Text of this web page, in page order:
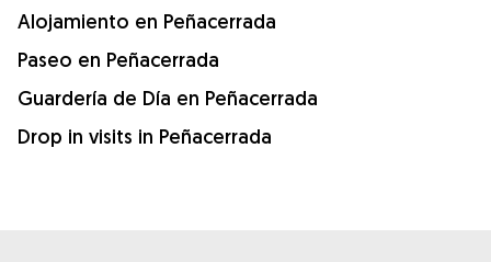
Alojamiento en Peñacerrada
Paseo en Peñacerrada
Guardería de Día en Peñacerrada
Drop in visits in Peñacerrada